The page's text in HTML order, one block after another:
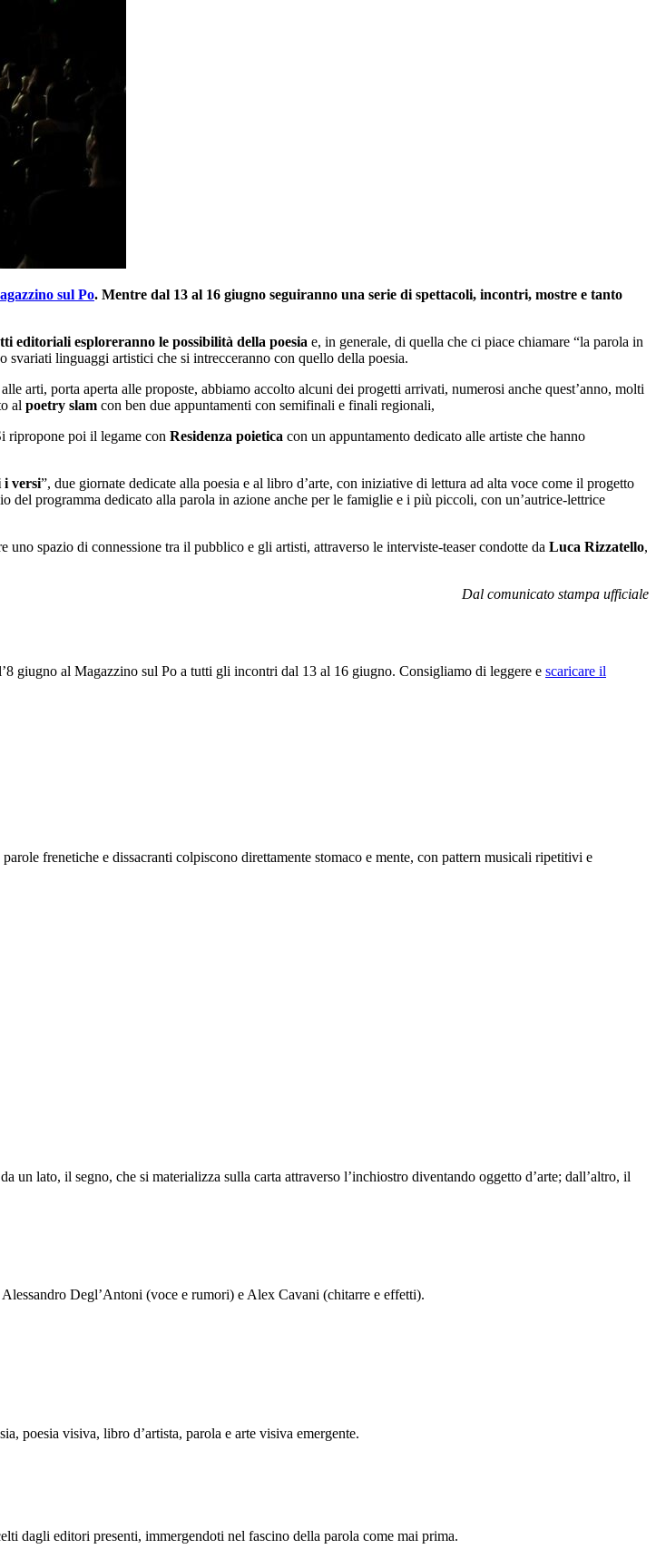
sul Po. Mentre dal 13 al 16 giugno seguiranno una serie di spettacoli, incontri, mostre e tanto
editoriali esploreranno le possibilità della poesia e, in generale, di quella che ci piace chiamare “la parola in
svariati linguaggi artistici che si intrecceranno con quello della poesia.
arti, porta aperta alle proposte, abbiamo accolto alcuni dei progetti arrivati, numerosi anche quest’anno, molti
al poetry slam con ben due appuntamenti con semifinali e finali regionali,
ripropone poi il legame con Residenza poietica con un appuntamento dedicato alle artiste che hanno
i versi”, due giornate dedicate alla poesia e al libro d’arte, con iniziative di lettura ad alta voce come il progetto
del programma dedicato alla parola in azione anche per le famiglie e i più piccoli, con un’autrice-lettrice
spazio di connessione tra il pubblico e gli artisti, attraverso le interviste-teaser condotte da Luca Rizzatello,
Dal comunicato stampa ufficiale
giugno al Magazzino sul Po a tutti gli incontri dal 13 al 16 giugno. Consigliamo di leggere e scaricare il
frenetiche e dissacranti colpiscono direttamente stomaco e mente, con pattern musicali ripetitivi e
lato, il segno, che si materializza sulla carta attraverso l’inchiostro diventando oggetto d’arte; dall’altro, il
Degl’Antoni (voce e rumori) e Alex Cavani (chitarre e effetti).
poesia visiva, libro d’artista, parola e arte visiva emergente.
dagli editori presenti, immergendoti nel fascino della parola come mai prima.